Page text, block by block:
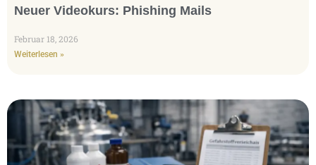
Neuer Videokurs: Phishing Mails
Februar 18, 2026
Weiterlesen »